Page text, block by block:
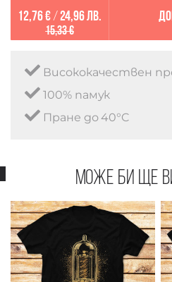
12,76 €/ 24,96 лв.
15,33 €
Висококачествен
100% памук
Пране до 40°C
Може би ще